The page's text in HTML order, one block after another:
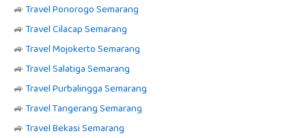
🚙 Travel Ponorogo Semarang
🚙 Travel Cilacap Semarang
🚙 Travel Mojokerto Semarang
🚙 Travel Salatiga Semarang
🚙 Travel Purbalingga Semarang
🚙 Travel Tangerang Semarang
🚙 Travel Bekasi Semarang